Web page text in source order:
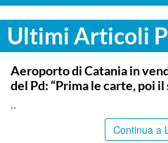
Ultimi Articoli
CATANIA
Aeroporto di Catania in
del Pd: “Prima le carte, poi il
..
Continua a